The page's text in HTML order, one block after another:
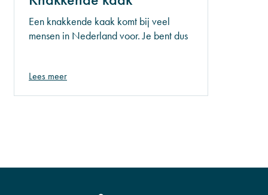
Een knakkende kaak komt bij veel
mensen in Nederland voor. Je bent dus
gapen, ervaren
Lees meer